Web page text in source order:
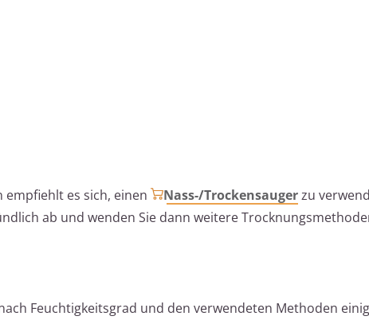
empfiehlt es sich, einen
Nass-/Trockensaugerzu
ab und wenden Sie dann weitere
Feuchtigkeitsgrad und den verwendeten Methoden